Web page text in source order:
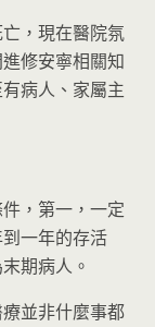
，現在醫院氛
修安寧相關知
病人、家屬主
，第一，一定
一年的存活
期病人。
並非什麼事都